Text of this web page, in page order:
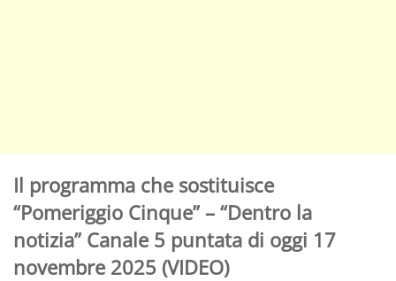
Il programma che sostituisce
“Pomeriggio Cinque” – “Dentro la
notizia” Canale 5 puntata di oggi 17
novembre 2025 (VIDEO)